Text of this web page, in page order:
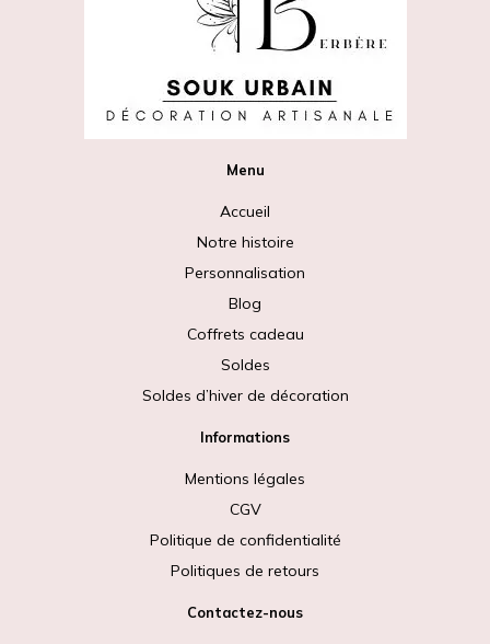
Menu
Accueil
Notre histoire
Personnalisation
Blog
Coffrets cadeau
Soldes
Soldes d’hiver de décoration
Informations
Mentions légales
CGV
Politique de confidentialité
Politiques de retours
Contactez-nous